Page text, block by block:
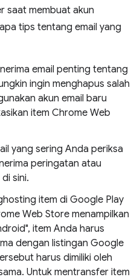
saat membuat akun
tips tentang email yang
email penting tentang
ingin menghapus salah
akun email baru
item Chrome Web
yang sering Anda periksa
peringatan atau
sini.
item di Google Play
Web Store menampilkan
item Anda harus
dengan listingan Google
harus dimiliki oleh
Untuk mentransfer item